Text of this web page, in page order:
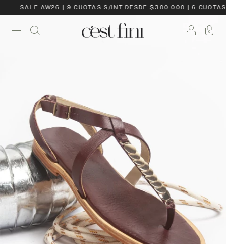
SALE AW26 | 9 CUOTAS S/INT DESDE $300.000 | 6 CUOTAS
0